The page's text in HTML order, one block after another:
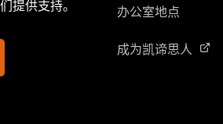
提供支持。
办公室地点
成为凯谛思人